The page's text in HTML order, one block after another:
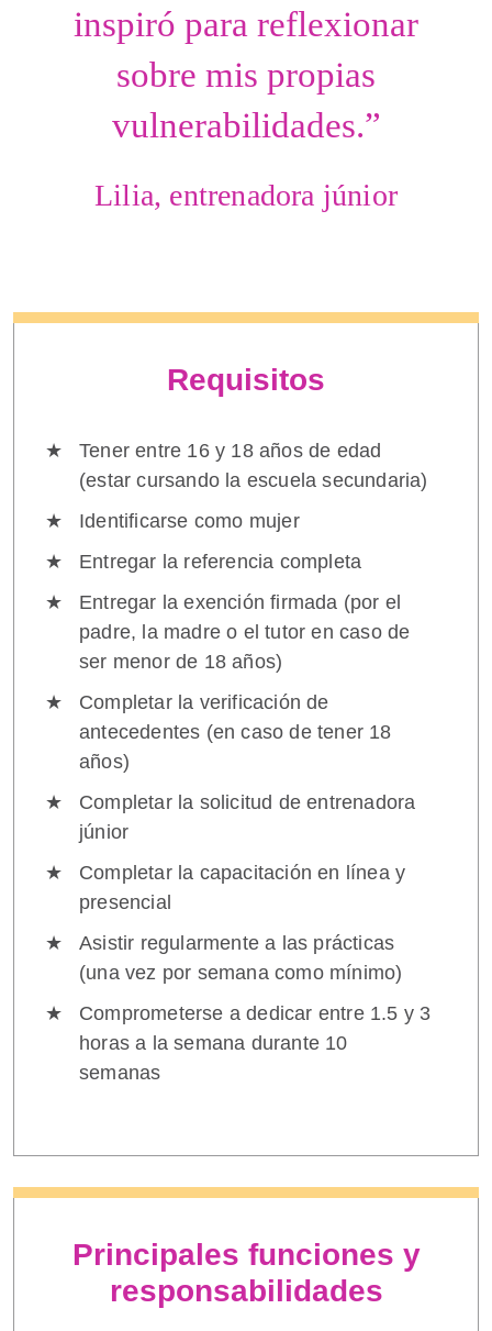
inspiró para reflexionar
sobre mis propias
vulnerabilidades.”
Lilia, entrenadora júnior
Requisitos
Tener entre 16 y 18 años de edad
(estar cursando la escuela secundaria)
Identificarse como mujer
Entregar la referencia completa
Entregar la exención firmada (por el
padre, la madre o el tutor en caso de
ser menor de 18 años)
Completar la verificación de
antecedentes (en caso de tener 18
años)
Completar la solicitud de entrenadora
júnior
Completar la capacitación en línea y
presencial
Asistir regularmente a las prácticas
(una vez por semana como mínimo)
Comprometerse a dedicar entre 1.5 y 3
horas a la semana durante 10
semanas
Principales funciones y
responsabilidades